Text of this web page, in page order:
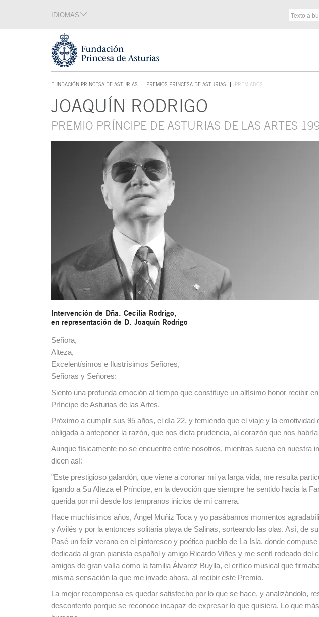
Tecla de acceso 1
IDIOMAS
FUNDACIÓN PRINCESA DE ASTURIAS
TECLA DE ACCESO 1
PREMIOS PRINCESA DE ASTURIAS PREMIADOS
Contenido principalJOAQUÍN RODRIGO
PREMIO PRÍNCIPE DE ASTURIAS DE LAS ARTES
Intervención de Dña. Cecilia Rodrigo,
en representación de D. Joaquín Rodrigo
Señora,
Alteza,
Excelentísimos e Ilustrísimos Señores,
Señoras y Señores:
Siento una profunda emoción al tiempo que constituye un altísimo honor recibir
Príncipe de Asturias de las Artes.
Próximo a cumplir sus 95 años, el día 22, y temiendo que el viaje y la
obligada a anteponer la razón, que nos dicta prudencia, al corazón que nos
Aunque físicamente no se encuentre entre nosotros, mientras suena en nuestra
dicen así:
"Este prestigioso galardón, que viene a coronar mi ya larga vida, me resulta
ligando a Su Alteza el Príncipe, en la devoción que siempre he sentido hacia la
querida por mí desde los tempranos inicios de mi carrera.
Hace muchísimos años, Ángel Muñiz Toca y yo pasábamos momentos
y Avilés y por la entonces solitaria playa de Salinas, sorteando las olas. Así, de
Pasé un feliz verano en el pintoresco y poético pueblo de La Isla, donde
dedicada al gran pianista español y amigo Ricardo Viñes y me sentí rodeado del
amigos de gran valía como la familia Álvarez Buylla, el crítico musical que
misma sensación la que me invade ahora, al recibir este Premio.
La mejor recompensa es quedar satisfecho por lo que se hace, y analizándolo,
descontento porque se reconoce incapaz de expresar lo que quisiera. Lo que